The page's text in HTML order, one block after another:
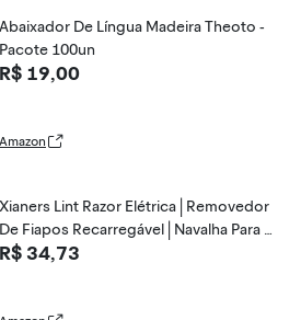
Abaixador De Língua Madeira Theoto -
Pacote 100un
R$ 19,00
Amazon
Xianers Lint Razor Elétrica | Removedor
De Fiapos Recarregável | Navalha Para R
oupas | Sweater Shaver Para Remoção
R$ 34,73